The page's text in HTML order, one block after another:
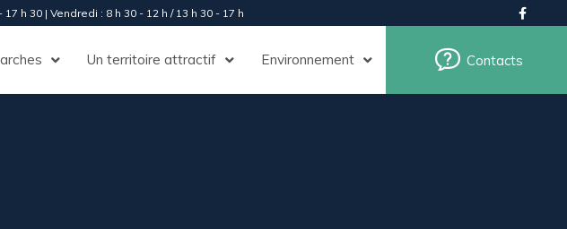
h 30 | Vendredi : 8 h 30 - 12 h / 13 h 30 - 17 h
Un territoire attractif Environnement Contacts